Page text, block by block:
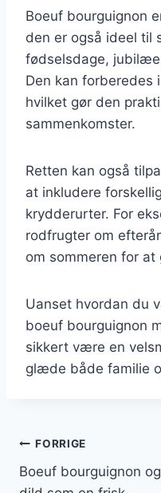
Boeuf bourguignon
den er også ideel til
fødselsdage,
Den kan forberedes
hvilket gør den
sammenkomster.
Retten kan også
at inkludere
krydderurter. For
rodfrugter om
om sommeren for
Uanset hvordan du
boeuf bourguignon
sikkert være en
glæde både familie
FORRIGE
Boeuf bourguignon og